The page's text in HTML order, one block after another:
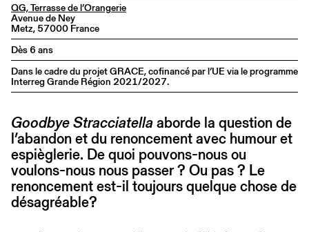
QG, Terrasse de l’Orangerie
Avenue de Ney
Metz, 57000 France
Dès 6 ans
Dans le cadre du projet GRACE, cofinancé par l’UE via le programme
Interreg Grande Région 2021/2027.
Goodbye Stracciatellaaborde la question de
l’abandon et du renoncement avec humour et
espièglerie. De quoi pouvons-nous ou
voulons-nous nous passer ? Ou pas ? Le
renoncement est-il toujours quelque chose de
désagréable?